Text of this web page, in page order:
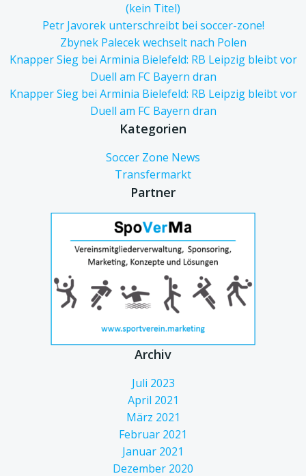
(kein Titel)
Petr Javorek unterschreibt bei soccer-zone!
Zbynek Palecek wechselt nach Polen
Knapper Sieg bei Arminia Bielefeld: RB Leipzig bleibt vor
Duell am FC Bayern dran
Knapper Sieg bei Arminia Bielefeld: RB Leipzig bleibt vor
Duell am FC Bayern dran
Kategorien
Soccer Zone News
Transfermarkt
Partner
Archiv
Juli 2023
April 2021
März 2021
Februar 2021
Januar 2021
Dezember 2020